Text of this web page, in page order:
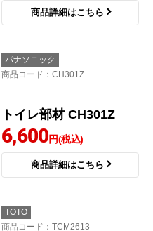
パナソニック
トイレ部材 CH100R01
5,199円(税込)
商品詳細はこちら
パナソニック